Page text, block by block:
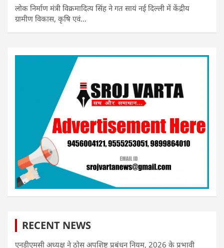
लोक निर्माण मंत्री विक्रमादित्य सिंह ने गत सायं नई दिल्ली में केंद्रीय
ग्रामीण विकास, कृषि एवं…
RECENT NEWS
एनडीएमसी अध्यक्ष ने ठोस अपशिष्ट प्रबंधन नियम, 2026 के प्रभावी